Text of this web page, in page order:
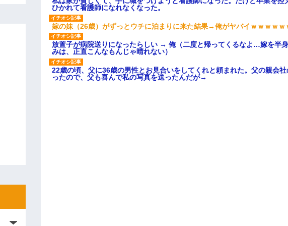
ひかれて看護師になれなくなった。
嫁の妹（26歳）がずっとウチに泊まりに来た結果→俺がヤバイｗｗｗｗｗ
放置子が病院送りになったらしい → 俺（二度と帰ってくるなよ…嫁を半
みは、正直こんなもんじゃ晴れない）
22歳の頃、父に36歳の男性とお見合いをしてくれと頼まれた。父の親会
ったので、父も喜んで私の写真を送ったんだが→